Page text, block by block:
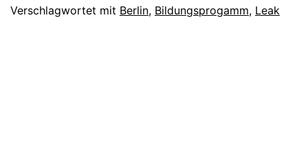
–
Verschlagwortet mit Berlin, Bildungsprogamm, Leak